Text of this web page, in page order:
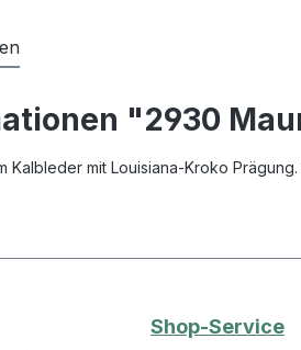
"2930
Kalbleder mit Louisiana-Kroko
Shop-Service